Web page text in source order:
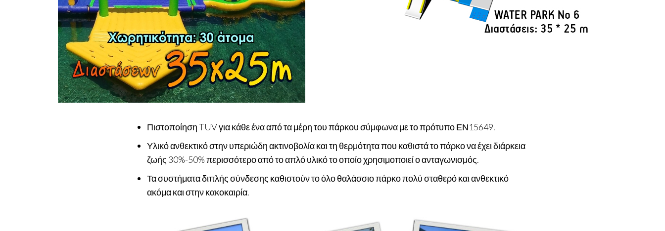
Πιστοποίηση TUV για κάθε ένα από τα μέρη του πάρκου σύμφωνα με το πρότυπο ΕΝ15649.
Υλικό ανθεκτικό στην υπεριώδη ακτινοβολία και τη θερμότητα που καθιστά το πάρκο να έχει διάρκεια
ζωής 30%-50% περισσότερο από το απλό υλικό το οποίο χρησιμοποιεί ο ανταγωνισμός.
Τα συστήματα διπλής σύνδεσης καθιστούν το όλο θαλάσσιο πάρκο πολύ σταθερό και ανθεκτικό
ακόμα και στην κακοκαιρία.